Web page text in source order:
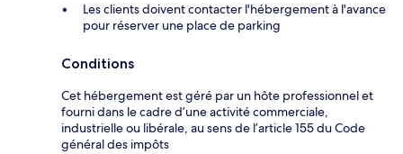
Les clients doivent contacter l'hébergement à l'avance
pour réserver une place de parking
Conditions
Cet hébergement est géré par un hôte professionnel et
fourni dans le cadre d’une activité commerciale,
industrielle ou libérale, au sens de l’article 155 du Code
général des impôts